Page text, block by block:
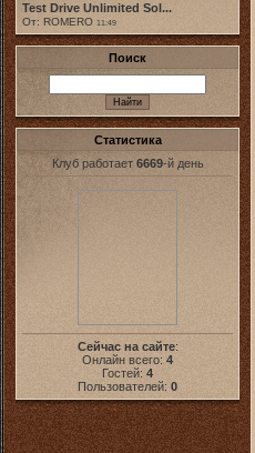
Test Drive Unlimited Sol...
От: ROMERO 11:49
Поиск
Статистика
Клуб работает 6669-й день
Сейчас на сайте:
Онлайн всего: 4
Гостей: 4
Пользователей: 0